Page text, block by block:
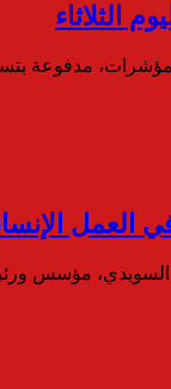
مدفوعة
العمل
هبة السويدي،